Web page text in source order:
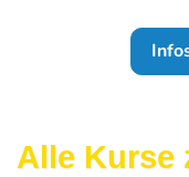
Alle Kurse